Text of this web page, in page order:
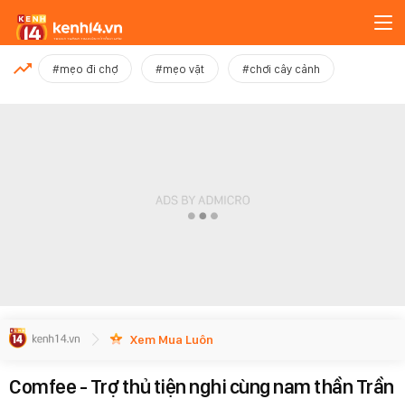
MỚI NHẤT
#mẹo đi chợ #mẹo vặt #chơi cây cảnh
Xem Mua Luôn
Comfee - Trợ thủ tiện nghi cùng nam thần Trần